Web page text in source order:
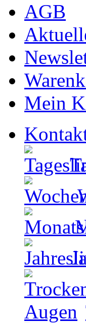
AGB
Mein